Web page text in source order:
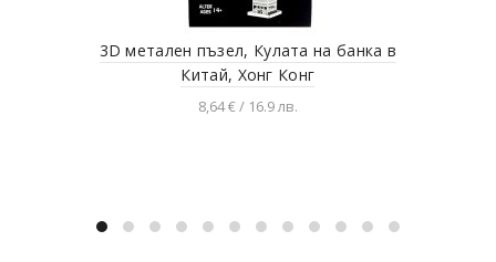
3D метален пъзел, Кулата на банка в
Китай, Хонг Конг
8,64 € / 16.9 лв.